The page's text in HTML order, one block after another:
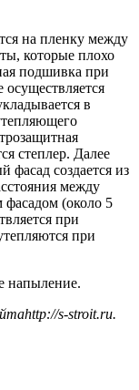
на пленку между
которые плохо
подшивка при
в
степлер. Далее
фасад создается из
между
(около 5
при
при
напыление.
http://s-stroit.ru.